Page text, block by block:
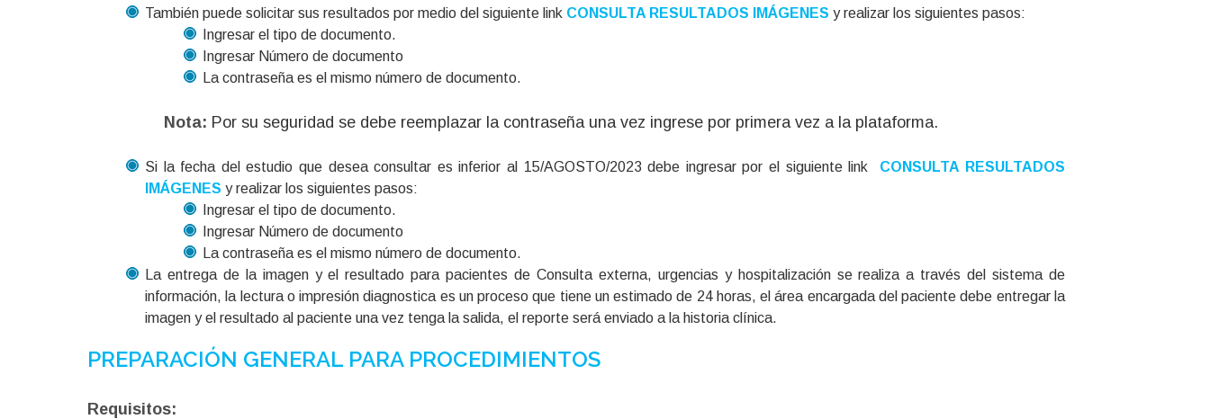
También puede solicitar sus resultados por medio del siguiente link CONSULTA RESULTADOS IMÁGENES y realizar los siguientes pasos:
Ingresar el tipo de documento.
Ingresar Número de documento
La contraseña es el mismo número de documento.
Nota: Por su seguridad se debe reemplazar la contraseña una vez ingrese por primera vez a la plataforma.
Si la fecha del estudio que desea consultar es inferior al 15/AGOSTO/2023 debe ingresar por el siguiente link CONSULTA RESULTADOS
IMÁGENES y realizar los siguientes pasos:
Ingresar el tipo de documento.
Ingresar Número de documento
La contraseña es el mismo número de documento.
La entrega de la imagen y el resultado para pacientes de Consulta externa, urgencias y hospitalización se realiza a través del sistema de
información, la lectura o impresión diagnostica es un proceso que tiene un estimado de 24 horas, el área encargada del paciente debe entregar la
imagen y el resultado al paciente una vez tenga la salida, el reporte será enviado a la historia clínica.
PREPARACIÓN GENERAL PARA PROCEDIMIENTOS
Requisitos: